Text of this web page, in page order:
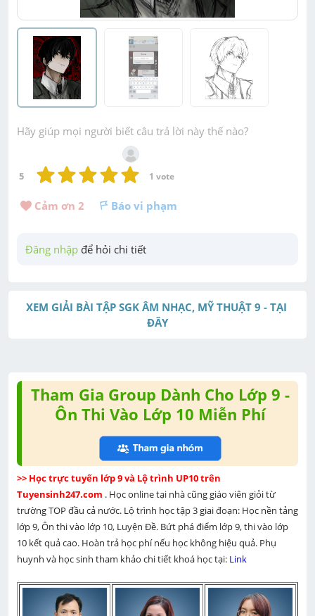
Hãy giúp mọi người biết câu trả lời này thế nào?
5 1 vote
Cảm ơn 2 Báo vi phạm
Đăng nhập để hỏi chi tiết
XEM GIẢI BÀI TẬP SGK ÂM NHẠC, MỸ THUẬT 9 - TẠI
ĐÂY
Tham Gia Group Dành Cho Lớp 9 -
Ôn Thi Vào Lớp 10 Miễn Phí
>> Học trực tuyến lớp 9 và Lộ trình UP10 trên
Tuyensinh247.com . Học online tại nhà cũng giáo viên giỏi từ
trường TOP đầu cả nước. Lộ trình học tập 3 giai đoạn: Học nền tảng
lớp 9, Ôn thi vào lớp 10, Luyện Đề. Bứt phá điểm lớp 9, thi vào lớp
10 kết quả cao. Hoàn trả học phí nếu học không hiệu quả. Phụ
huynh và học sinh tham khảo chi tiết khoá học tại: Link